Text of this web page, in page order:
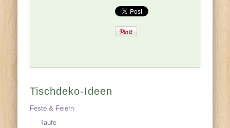
Tischdeko-Ideen
Feste & Feiern
Taufe